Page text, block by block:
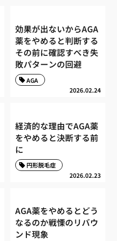
効果が出ないからAGA
薬をやめると判断する
その前に確認すべき失
敗パターンの回避
2026.02.24
AGA
経済的な理由でAGA薬
をやめると決断する前
に
2026.02.23
円形脱毛症
AGA薬をやめるとどう
なるのか戦慄のリバウ
ンド現象